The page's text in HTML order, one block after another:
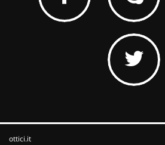
ottici.it